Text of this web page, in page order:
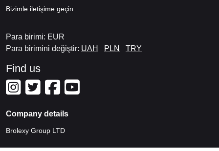
Bizimle iletişime geçin
Para birimi: EUR
Para birimini değiştir: UAH PLN TRY
Find us
Company details
Brolexy Group LTD